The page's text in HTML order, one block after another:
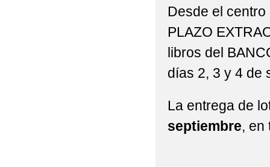
Desde el
PLAZO
libros del
días 2, 3 y 4 de
La entrega de
septiembre, en